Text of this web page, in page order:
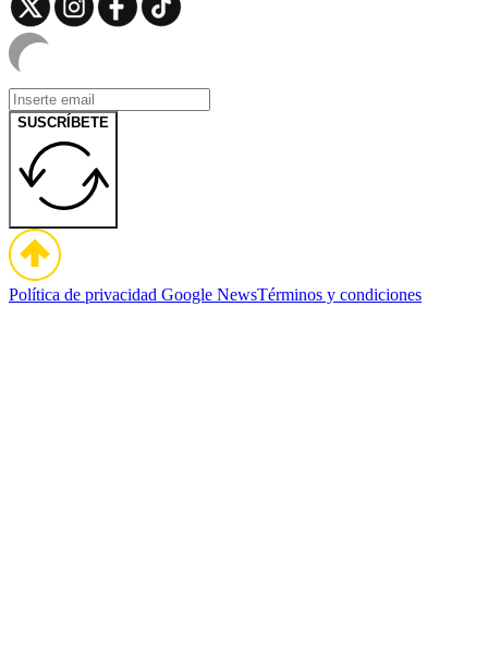
SUSCRÍBETE
Política de privacidad Google NewsTérminos y condiciones